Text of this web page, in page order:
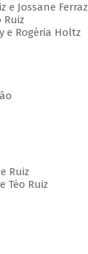
e Jossane Ferraz
Ruiz
e Rogéria Holtz
Ruiz
Téo Ruiz